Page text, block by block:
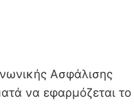
Ασφάλισης
να εφαρμόζεται το